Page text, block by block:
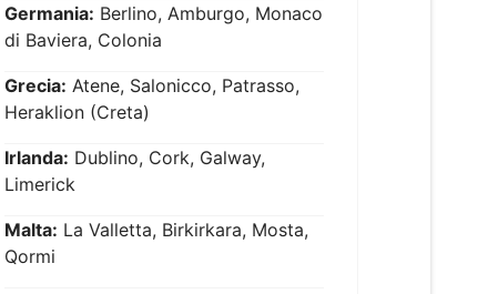
Germania: Berlino, Amburgo, Monaco
di Baviera, Colonia
Grecia: Atene, Salonicco, Patrasso,
Heraklion (Creta)
Irlanda: Dublino, Cork, Galway,
Limerick
Malta: La Valletta, Birkirkara, Mosta,
Qormi